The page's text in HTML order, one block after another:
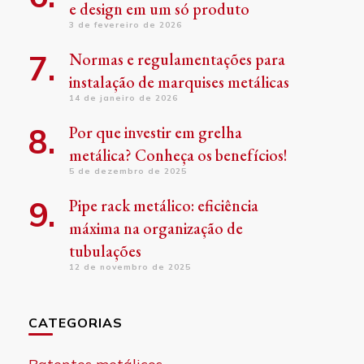
e design em um só produto
3 de fevereiro de 2026
Normas e regulamentações para
instalação de marquises metálicas
14 de janeiro de 2026
Por que investir em grelha
metálica? Conheça os benefícios!
5 de dezembro de 2025
Pipe rack metálico: eficiência
máxima na organização de
tubulações
12 de novembro de 2025
CATEGORIAS